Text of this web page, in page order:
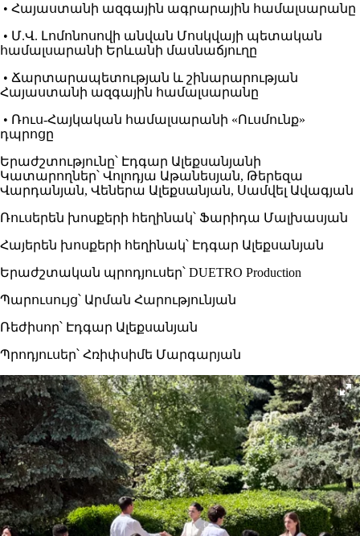
• Հայաստանի ազգային ագրարային համալսարանը
• Մ.Վ. Լոմոնոսովի անվան Մոսկվայի պետական
համալսարանի Երևանի մասնաճյուղը
• Ճարտարապետության և շինարարության
Հայաստանի ազգային համալսարանը
• Ռուս-Հայկական համալսարանի «Ուսմունք»
դպրոցը
Երաժշտությունը՝ Էդգար Ալեքսանյանի
Կատարողներ՝ Վոլոդյա Աթանեսյան, Թերեզա
Վարդանյան, Վեներա Ալեքսանյան, Սամվել Ավագյան
Ռուսերեն խոսքերի հեղինակ՝ Ֆարիդա Մալխասյան
Հայերեն խոսքերի հեղինակ՝ Էդգար Ալեքսանյան
Երաժշտական պրոդյուսեր՝ DUETRO Production
Պարուսույց՝ Արման Հարությունյան
Ռեժիսոր՝ Էդգար Ալեքսանյան
Պրոդյուսեր՝ Հռիփսիմե Մարգարյան